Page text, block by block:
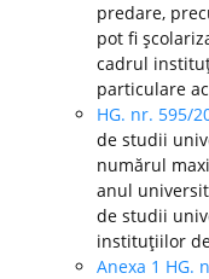
predare,
pot fi
cadrul
particulare
HG. nr. 595/
de studii
numărul
anul
de studii
instituţiilor
Anexa 1 HG.